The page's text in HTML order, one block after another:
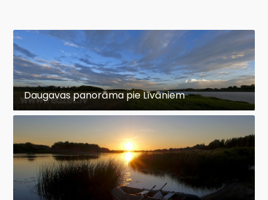
Daugavas panorāma pie Līvāniem